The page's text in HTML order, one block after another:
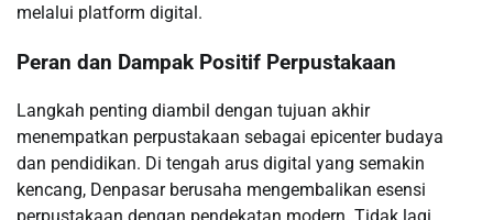
melalui platform digital.
Peran dan Dampak Positif Perpustakaan
Langkah penting diambil dengan tujuan akhir
menempatkan perpustakaan sebagai epicenter budaya
dan pendidikan. Di tengah arus digital yang semakin
kencang, Denpasar berusaha mengembalikan esensi